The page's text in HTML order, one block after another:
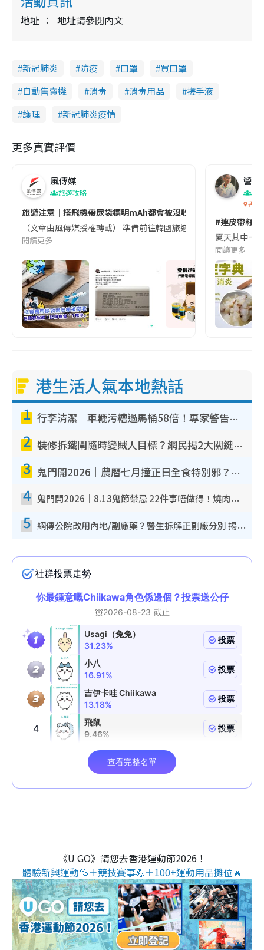
地址 地址請參閱內文
新冠肺炎 防疫 口罩
買口罩
自動售賣機
消毒 消毒用品
搓手液
護理
新冠肺炎疫情
更多真實評價
風傳媒
旅遊攻略
旅遊注意｜搭飛機帶尿袋標明mAh都會被沒收😱出發前切記檢查
（文章由風傳媒授權轉載） 準備前往韓國旅遊的民眾，近期要
閱讀更多
營養
香港
#連皮帶籽
夏天其中一
閱讀更多
港生活人氣本地熱話
1 行李清潔｜車轆污糟過馬桶58倍！專家警告忌用酒精抹 教1招免污手除菌
2 裝修拆鐵閘隨時變賊人目標？網民揭2大關鍵用途：裝新式等於白裝？附新舊鐵閘分別
3 鬼門開2026｜農曆七月撞正日全食特別邪？專家警告切忌做一事！揭4大禁忌+2招保平安
4 鬼門開2026｜8.13鬼節禁忌 22件事唔做得！燒肉、刺身要少食？半夜勿吹口哨/打呢個電話
5 網傳公院改用內地/副廠藥？醫生拆解正副廠分別 揭4類人換藥隨時出事
《U GO》請您去香港運動節2026！
體驗新興運動💦＋競技賽事💪＋100+運動用品攤位🔥